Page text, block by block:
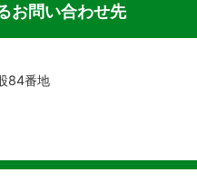
お問い合わせ先
84番地